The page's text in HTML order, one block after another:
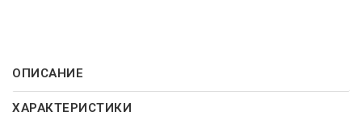
ОПИСАНИЕ
ХАРАКТЕРИСТИКИ